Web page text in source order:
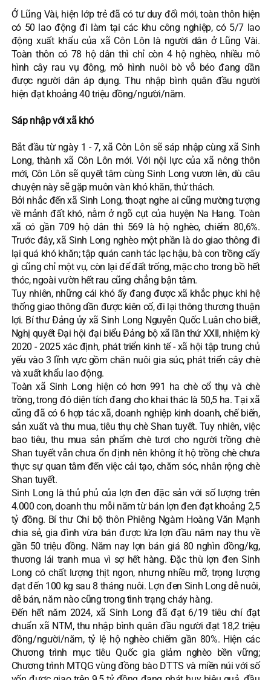
Ở Lũng Vài, hiện lớp trẻ đã có tư duy đổi mới, toàn thôn hiện
có 50 lao động đi làm tại các khu công nghiệp, có 5/7 lao
động xuất khẩu của xã Côn Lôn là người dân ở Lũng Vài.
Toàn thôn có 78 hộ dân thì chỉ còn 4 hộ nghèo, nhiều mô
hình cây rau vụ đông, mô hình nuôi bò vỗ béo đang dần
được người dân áp dụng. Thu nhập bình quân đầu người
hiện đạt khoảng 40 triệu đồng/người/năm.
Sáp nhập với xã khó
Bắt đầu từ ngày 1 - 7, xã Côn Lôn sẽ sáp nhập cùng xã Sinh
Long, thành xã Côn Lôn mới. Với nội lực của xã nông thôn
mới, Côn Lôn sẽ quyết tâm cùng Sinh Long vươn lên, dù câu
chuyện này sẽ gặp muôn vàn khó khăn, thử thách.
Bởi nhắc đến xã Sinh Long, thoạt nghe ai cũng mường tượng
về mảnh đất khó, nằm ở ngõ cụt của huyện Na Hang. Toàn
xã có gần 709 hộ dân thì 569 là hộ nghèo, chiếm 80,6%.
Trước đây, xã Sinh Long nghèo một phần là do giao thông đi
lại quá khó khăn; tập quán canh tác lạc hậu, bà con trồng cấy
gì cũng chỉ một vụ, còn lại để đất trống, mặc cho trong bồ hết
thóc, ngoài vườn hết rau cũng chẳng bận tâm.
Tuy nhiên, những cái khó ấy đang được xã khắc phục khi hệ
thống giao thông dần được kiên cố, đi lại thông thương thuận
lợi. Bí thư Đảng ủy xã Sinh Long Nguyễn Quốc Luân cho biết,
Nghị quyết Đại hội đại biểu Đảng bộ xã lần thứ XXII, nhiệm kỳ
2020 - 2025 xác định, phát triển kinh tế - xã hội tập trung chủ
yếu vào 3 lĩnh vực gồm chăn nuôi gia súc, phát triển cây chè
và xuất khẩu lao động.
Toàn xã Sinh Long hiện có hơn 991 ha chè cổ thụ và chè
trồng, trong đó diện tích đang cho khai thác là 50,5 ha. Tại xã
cũng đã có 6 hợp tác xã, doanh nghiệp kinh doanh, chế biến,
sản xuất và thu mua, tiêu thụ chè Shan tuyết. Tuy nhiên, việc
bao tiêu, thu mua sản phẩm chè tươi cho người trồng chè
Shan tuyết vẫn chưa ổn định nên không ít hộ trồng chè chưa
thực sự quan tâm đến việc cải tạo, chăm sóc, nhân rộng chè
Shan tuyết.
Sinh Long là thủ phủ của lợn đen đặc sản với số lượng trên
4.000 con, doanh thu mỗi năm từ bán lợn đen đạt khoảng 2,5
tỷ đồng. Bí thư Chi bộ thôn Phiêng Ngàm Hoàng Văn Mạnh
chia sẻ, gia đình vừa bán được lứa lợn đầu năm nay thu về
gần 50 triệu đồng. Năm nay lợn bán giá 80 nghìn đồng/kg,
thương lái tranh mua vì sợ hết hàng. Đặc thù lợn đen Sinh
Long có chất lượng thịt ngon, nhưng nhiều mỡ, trọng lượng
đạt đến 100 kg sau 8 tháng nuôi. Lợn đen Sinh Long dễ nuôi,
dễ bán, năm nào cũng trong tình trạng cháy hàng.
Đến hết năm 2024, xã Sinh Long đã đạt 6/19 tiêu chí đạt
chuẩn xã NTM, thu nhập bình quân đầu người đạt 18,2 triệu
đồng/người/năm, tỷ lệ hộ nghèo chiếm gần 80%. Hiện các
Chương trình mục tiêu Quốc gia giảm nghèo bền vững;
Chương trình MTQG vùng đồng bào DTTS và miền núi với số